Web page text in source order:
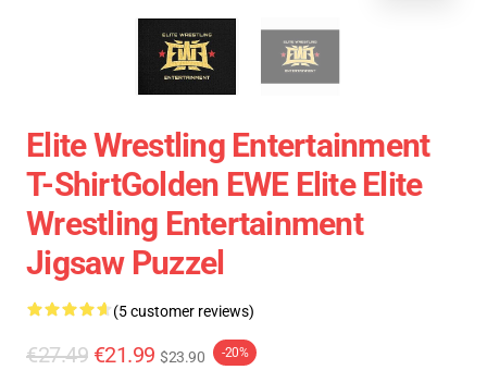
Elite Wrestling Entertainment
T-ShirtGolden EWE Elite Elite
Wrestling Entertainment
Jigsaw Puzzel
(5 customer reviews)
€27.49 €21.99 $23.90 -20%